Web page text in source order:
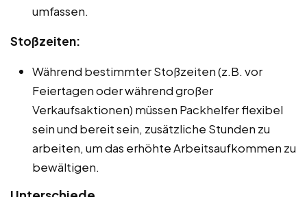
umfassen.
Stoßzeiten:
Während bestimmter Stoßzeiten (z.B. vor
Feiertagen oder während großer
Verkaufsaktionen) müssen Packhelfer flexibel
sein und bereit sein, zusätzliche Stunden zu
arbeiten, um das erhöhte Arbeitsaufkommen zu
bewältigen.